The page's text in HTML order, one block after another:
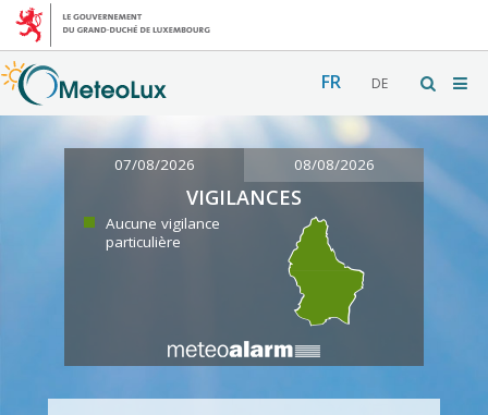
FR DE
07/08/2026 08/08/2026
VIGILANCES
Aucune vigilance
particulière